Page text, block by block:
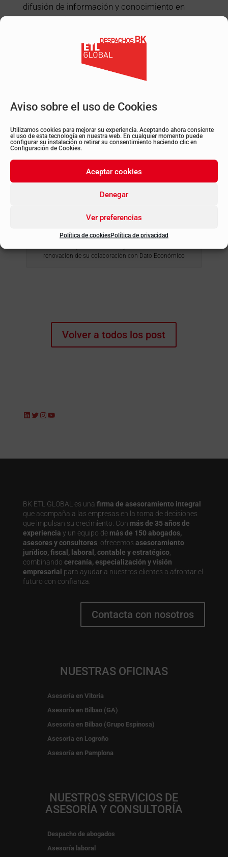
Aviso sobre el uso de Cookies
Utilizamos cookies para mejorar su experiencia. Aceptando ahora consiente
el uso de esta tecnología en nuestra web. En cualquier momento puede
configurar su instalación o retirar su consentimiento haciendo clic en
Configuración de Cookies.
Aceptar cookies
Denegar
Ver preferencias
Política de cookiesPolítica de privacidad
difusión de información y conocimiento en
temas legales, la organización de eventos y
profesionales del sector y para el público en
Ambas partes esperan seguir trabajando juntas
sociedad y del mundo de la comunicación y el
renovación de su colaboración con Dato Económico
Volver a todos los post
LinkedIn
Twitter
Instagram
YouTube
BK ETL GLOBAL es una firma de asesoramiento integral
que acompaña a las empresas en la toma de decisiones
que impulsan su crecimiento. Con más de 35 años de
experiencia y un equipo de más de 150 abogados,
asesores y consultores, ofrecemos asesoramiento
jurídico, fiscal, laboral, contable y estratégico,
combinando cercanía, especialización y visión
empresarial para ayudar a nuestros clientes a afrontar el
futuro con confianza.
Contacta con nosotros
NUESTRAS OFICINAS
Asesoría en Vitoria
Asesoría en Bilbao (GA)
Asesoría en Bilbao (Grupo Espinosa)
Asesoría en Logroño
Asesoría en Pamplona
NUESTROS SERVICIOS DE
ASESORÍA Y CONSULTORÍA
Despacho de abogados
Asesoría laboral